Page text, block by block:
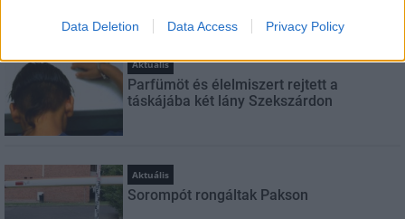
Data Deletion Data Access Privacy Policy
Aktuális
Parfümöt és élelmiszert rejtett a
táskájába két lány Szekszárdon
Aktuális
Sorompót rongáltak Pakson